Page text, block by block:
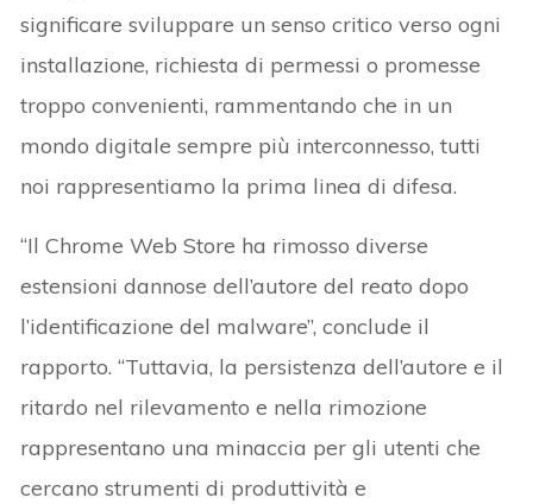
significare sviluppare un senso critico verso ogni
installazione, richiesta di permessi o promesse
troppo convenienti, rammentando che in un
mondo digitale sempre più interconnesso, tutti
noi rappresentiamo la prima linea di difesa.
“Il Chrome Web Store ha rimosso diverse
estensioni dannose dell’autore del reato dopo
l’identificazione del malware”, conclude il
rapporto. “Tuttavia, la persistenza dell’autore e il
ritardo nel rilevamento e nella rimozione
rappresentano una minaccia per gli utenti che
cercano strumenti di produttività e